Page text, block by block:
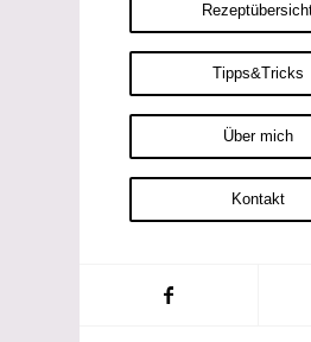
Tipps&Tricks
Über mich
Kontakt